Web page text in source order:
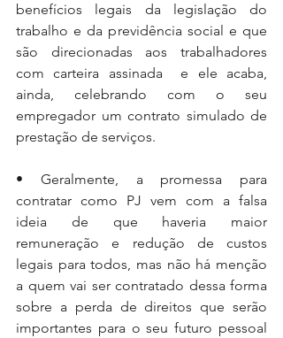
benefícios legais da legislação do
trabalho e da previdência social e que
são direcionadas aos trabalhadores
com carteira assinada  e ele acaba,
ainda, celebrando com o seu
empregador um contrato simulado de
prestação de serviços.
• Geralmente, a promessa para
contratar como PJ vem com a falsa
ideia de que haveria maior
remuneração e redução de custos
legais para todos, mas não há menção
a quem vai ser contratado dessa forma
sobre a perda de direitos que serão
importantes para o seu futuro pessoal